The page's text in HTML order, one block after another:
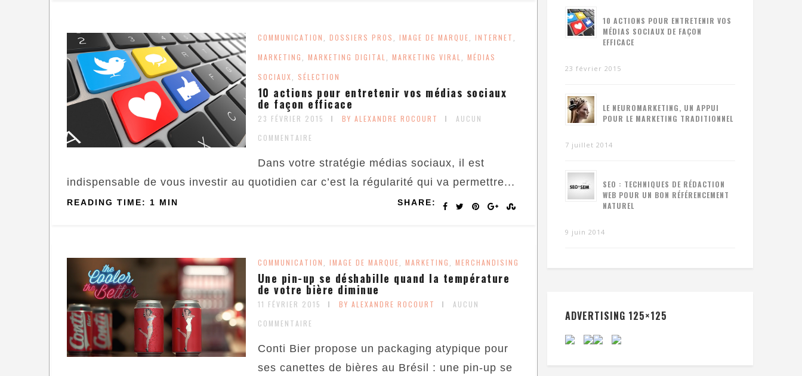
COMMUNICATION DOSSIERS PROS IMAGE DE MARQUE INTERNET
MARKETING MARKETING DIGITAL MARKETING VIRAL
MÉDIAS
SOCIAUX
SÉLECTION
10 actions pour entretenir vos médias sociaux
de façon efficace
23 FÉVRIER 2015 BY ALEXANDRE ROCOURT
AUCUN
COMMENTAIRE
Dans votre stratégie médias sociaux, il est
indispensable de vous investir au quotidien car c’est la régularité qui va permettre...
SHARE:
READING TIME: 1 MIN
COMMUNICATION IMAGE DE MARQUE MARKETING MERCHANDISING
Une pin-up se déshabille quand la température
de votre bière diminue
11 FÉVRIER 2015 BY ALEXANDRE ROCOURT
AUCUN
COMMENTAIRE
Conti Bier propose un packaging atypique pour
ses canettes de bières au Brésil : une pin-up se
10 ACTIONS POUR ENTRETENIR VOS
MÉDIAS SOCIAUX DE FAÇON
EFFICACE
23 février 2015
LE NEUROMARKETING, UN APPUI
POUR LE MARKETING TRADITIONNEL
7 juillet 2014
SEO : TECHNIQUES DE RÉDACTION
WEB POUR UN BON RÉFÉRENCEMENT
NATUREL
9 juin 2014
ADVERTISING 125×125